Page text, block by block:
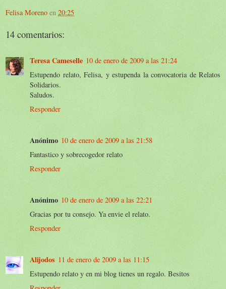
Felisa Moreno en 20:25
14 comentarios:
Teresa Cameselle 10 de enero de 2009 a las 21:24
Estupendo relato, Felisa, y estupenda la convocatoria de Relatos
Solidarios.
Saludos.
Responder
Anónimo 10 de enero de 2009 a las 21:58
Fantastico y sobrecogedor relato
Responder
Anónimo 10 de enero de 2009 a las 22:21
Gracias por tu consejo. Ya envie el relato.
Responder
Alijodos 11 de enero de 2009 a las 11:15
Estupendo relato y en mi blog tienes un regalo. Besitos